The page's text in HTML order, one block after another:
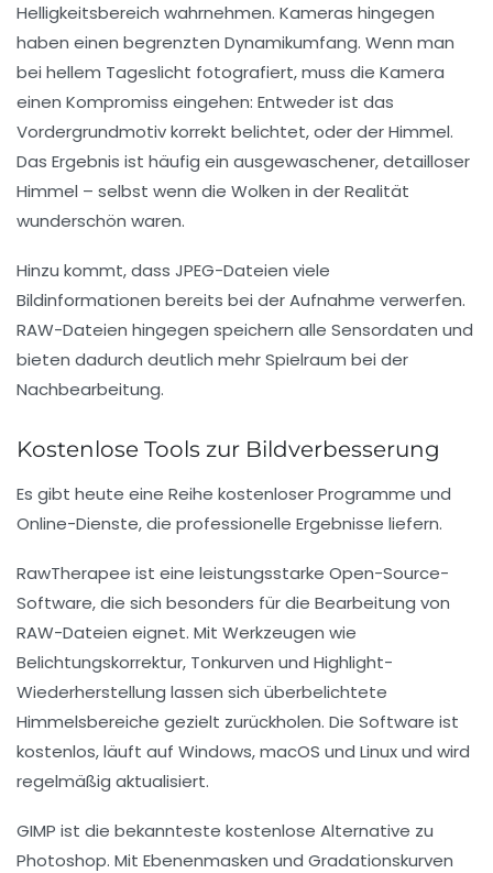
Helligkeitsbereich wahrnehmen. Kameras hingegen
haben einen begrenzten Dynamikumfang. Wenn man
bei hellem Tageslicht fotografiert, muss die Kamera
einen Kompromiss eingehen: Entweder ist das
Vordergrundmotiv korrekt belichtet, oder der Himmel.
Das Ergebnis ist häufig ein ausgewaschener, detailloser
Himmel – selbst wenn die Wolken in der Realität
wunderschön waren.
Hinzu kommt, dass JPEG-Dateien viele
Bildinformationen bereits bei der Aufnahme verwerfen.
RAW-Dateien hingegen speichern alle Sensordaten und
bieten dadurch deutlich mehr Spielraum bei der
Nachbearbeitung.
Kostenlose Tools zur Bildverbesserung
Es gibt heute eine Reihe kostenloser Programme und
Online-Dienste, die professionelle Ergebnisse liefern.
RawTherapee ist eine leistungsstarke Open-Source-
Software, die sich besonders für die Bearbeitung von
RAW-Dateien eignet. Mit Werkzeugen wie
Belichtungskorrektur, Tonkurven und Highlight-
Wiederherstellung lassen sich überbelichtete
Himmelsbereiche gezielt zurückholen. Die Software ist
kostenlos, läuft auf Windows, macOS und Linux und wird
regelmäßig aktualisiert.
GIMP ist die bekannteste kostenlose Alternative zu
Photoshop. Mit Ebenenmasken und Gradationskurven